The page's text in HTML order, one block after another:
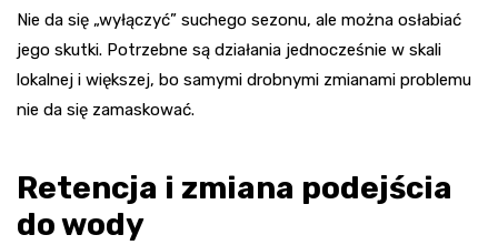
Nie da się „wyłączyć” suchego sezonu, ale można osłabiać
jego skutki. Potrzebne są działania jednocześnie w skali
lokalnej i większej, bo samymi drobnymi zmianami problemu
nie da się zamaskować.
Retencja i zmiana podejścia
do wody